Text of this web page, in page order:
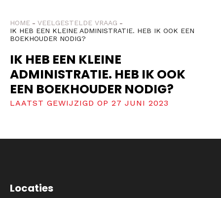
HOME
VEELGESTELDE VRAAG
IK HEB EEN KLEINE ADMINISTRATIE. HEB IK OOK EEN
BOEKHOUDER NODIG?
IK HEB EEN KLEINE
ADMINISTRATIE. HEB IK OOK
EEN BOEKHOUDER NODIG?
LAATST GEWIJZIGD OP 27 JUNI 2023
Locaties